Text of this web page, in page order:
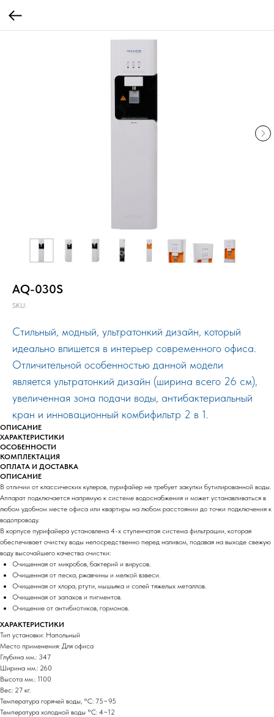
AQ-030S
SKU:
Стильный, модный, ультратонкий дизайн, который
идеально впишется в интерьер современного офиса.
Отличительной особенностью данной модели
является ультратонкий дизайн (ширина всего 26 см),
увеличенная зона подачи воды, антибактериальный
кран и инновационный комбифильтр 2 в 1.
ОПИСАНИЕ
ХАРАКТЕРИСТИКИ
ОСОБЕННОСТИ
КОМПЛЕКТАЦИЯ
ОПЛАТА И ДОСТАВКА
ОПИСАНИЕ
В отличии от классических кулеров, пурифайер не требует закупки бутилированной воды.
Аппарат подключается напрямую к системе водоснабжения и может устанавливаться в
любом удобном месте офиса или квартиры на любом расстоянии до точки подключения к
водопроводу.
В корпусе пурифайера установлена 4-х ступенчатая система фильтрации, которая
обеспечивает очистку воды непосредственно перед наливом, подавая на выходе свежую
воду высочайшего качества очистки:
Очищенная от микробов, бактерий и вирусов.
Очищенная от песка, ржавчины и мелкой взвеси.
Очищенная от хлора, ртути, мышьяка и солей тяжелых металлов.
Очищенная от запахов и пигментов.
Очищение от антибиотиков, гормонов.
ХАРАКТЕРИСТИКИ
Тип установки: Напольный
Место применения: Для офиса
Глубина мм.: 347
Ширина мм.: 260
Высота мм.: 1100
Вес: 27 кг.
Температура горячей воды, °C: 75~95
Температура холодной воды °C: 4~12